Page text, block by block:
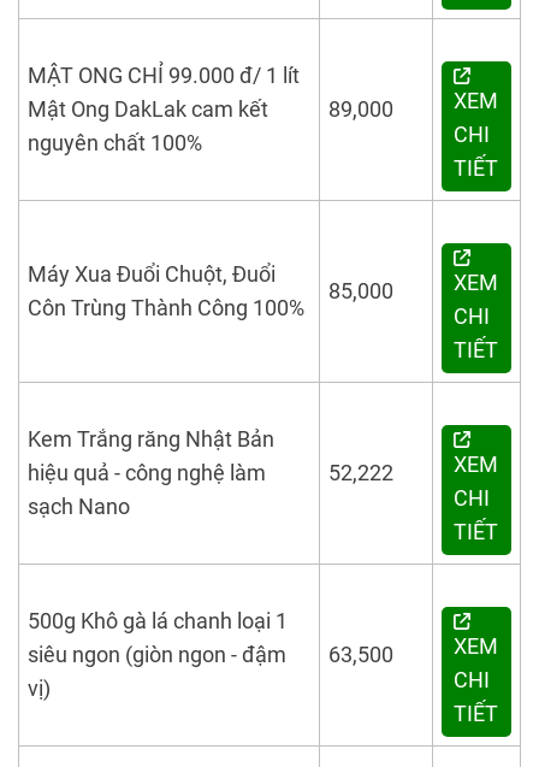
MẬT ONG CHỈ 99.000 đ/ 1 lít
Mật Ong DakLak cam kết
nguyên chất 100%
89,000
XEM
CHI
TIẾT
Máy Xua Đuổi Chuột, Đuổi
Côn TrùngThành Công 100%
85,000
XEM
CHI
TIẾT
Kem Trắng răng Nhật Bản
hiệu quả - công nghệ làm
sạch Nano
52,222
XEM
CHI
TIẾT
500g Khô gà lá chanh loại 1
siêu ngon (giòn ngon - đậm
vị)
63,500
XEM
CHI
TIẾT